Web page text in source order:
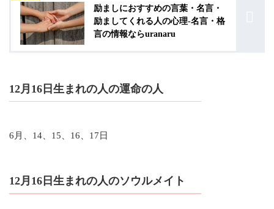
励ましにおすすめの言葉・名言・
励ましてくれる人の心理-名言・格
言の情報ならuranaru
12月16日生まれの人の運命の人
6月、14、15、16、17日
12月16日生まれの人のソウルメイト